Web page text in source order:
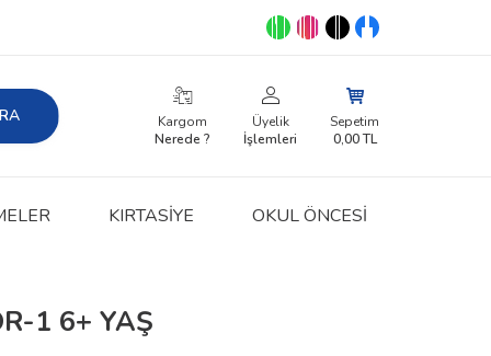
Kargom
Nerede ?
Üyelik
İşlemleri
Sepetim
0,00TL
KIRTASIYE OKUL ÖNCESİ
1 6+ YAŞ